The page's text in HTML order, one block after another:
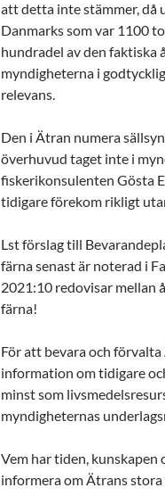
att detta inte stämmer, då
Danmarks som var 1100
hundradel av den faktiska
myndigheterna i
relevans.
Den i Ätran numera
överhuvud taget inte i
fiskerikonsulenten Gösta
tidigare förekom rikligt
Lst förslag till
färna senast är noterad i
2021:10 redovisar mellan
färna!
För att bevara och
information om tidigare
minst som
myndigheternas
Vem har tiden,
informera om Ätrans